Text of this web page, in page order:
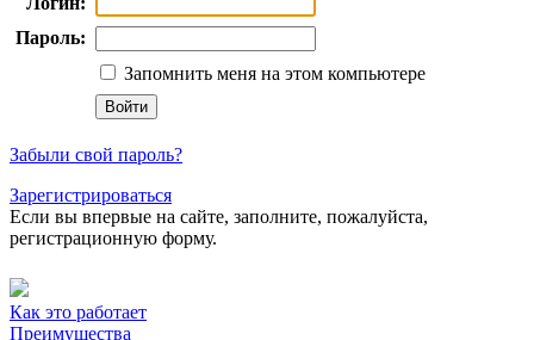
Пароль:
Запомнить меня на этом компьютере
Забыли свой пароль?
Зарегистрироваться
Если вы впервые на сайте, заполните, пожалуйста,
регистрационную форму.
Как это работает
Преимущества